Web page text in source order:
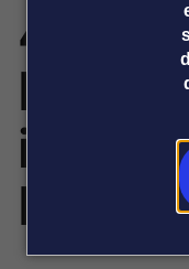
Broadcast
450
Rede
Brasil